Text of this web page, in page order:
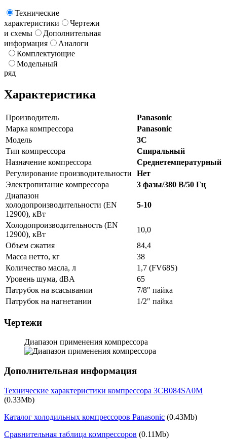
Технические
характеристики
Чертежи
и схемы
Дополнительная
информация
Аналоги
Комплектующие
Модельный
ряд
Характеристика
Производитель
Panasonic
Марка компрессора
Panasonic
Модель
3C
Тип компрессора
Спиральный
Назначение компрессора
Среднетемпературный
Регулирование производительности
Нет
Электропитание компрессора
3 фазы/380 В/50 Гц
Диапазон
холодопроизводительности (EN
12900), кВт
5-10
Холодопроизводительность (EN
12900), кВт
10,0
Объем сжатия
84,4
Масса нетто, кг
38
Количество масла, л
1,7 (FV68S)
Уровень шума, dBA
65
Патрубок на всасывании
7/8" пайка
Патрубок на нагнетании
1/2" пайка
Чертежи
Диапазон применения компрессора
Дополнительная информация
Технические характеристики компрессора 3CB084SA0M
(0.33Mb)
Каталог холодильных компрессоров Panasonic (0.43Mb)
Сравнительная таблица компрессоров (0.11Mb)